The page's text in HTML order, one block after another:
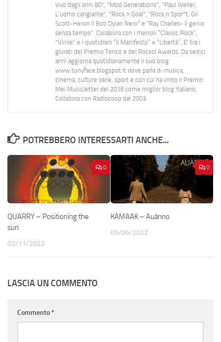
vivo dagli anni 80", "Mod Generations", "Paul Weller,
L’uomo cangiante", "Rock n Goal", "Rock n Spor"t, Gil
Scott-Heron Il Bob Dylan Nero" e "Ray Charles- Il genio
senza tempo". Collabora con i mensili “Classic Rock”,
"Vinile" e i quotidiani “Il Manifesto” e “Libertà”. E' tra i
giurati del Premio Tenco e del Rockol Awards. Da sedici
anni aggiorna quotidianamente il suo blog
www.tonyface.blogspot.it dove parla di musica,
cinema, culture varie, sport e con cui ha vinto il Premio
Mei Musicletter del 2016 come miglior blog italiano.
Collabora con Radiocoop dal 2003.
POTREBBERO INTERESSARTI ANCHE...
0
QUARRY – Positioning the
sun
02/11/2022
0
KAMAAK – Auànno
05/06/2022
LASCIA UN COMMENTO
Commento*